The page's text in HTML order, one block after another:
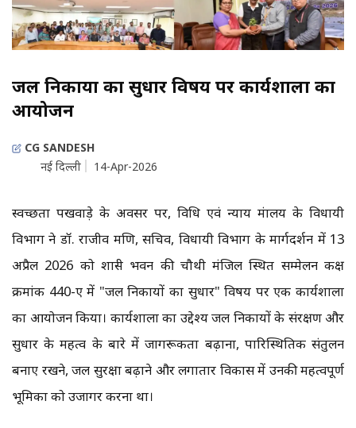
जल निकायों का सुधार विषय पर कार्यशाला का
आयोजन
CG SANDESH
नई दिल्ली
14-Apr-2026
स्वच्छता पखवाड़े के अवसर पर, विधि एवं न्याय मंत्रालय के विधायी
विभाग ने डॉ. राजीव मणि, सचिव, विधायी विभाग के मार्गदर्शन में 13
अप्रैल 2026 को शास्त्री भवन की चौथी मंजिल स्थित सम्मेलन कक्ष
क्रमांक 440-ए में "जल निकायों का सुधार" विषय पर एक कार्यशाला
का आयोजन किया। कार्यशाला का उद्देश्य जल निकायों के संरक्षण और
सुधार के महत्व के बारे में जागरूकता बढ़ाना, पारिस्थितिक संतुलन
बनाए रखने, जल सुरक्षा बढ़ाने और लगातार विकास में उनकी महत्वपूर्ण
भूमिका को उजागर करना था।